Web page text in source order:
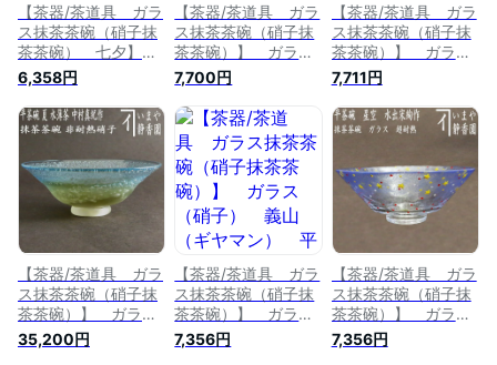
【茶器/茶道具 ガラ
ス抹茶茶碗（硝子抹
茶茶碗） 七夕】
ガラス（硝子） 平
茶碗 天の川 加藤
永山作 耐熱硝子
6,358円
【茶器/茶道具 ガラ
ス抹茶茶碗（硝子抹
茶茶碗）】 ガラス
（硝子） 義山（ギ
ヤマン） 平茶碗
銀彩 貝紋 緑色
菊池正博作 冷茶用
7,700円
【茶器/茶道具 ガラ
ス抹茶茶碗（硝子抹
茶茶碗）】 ガラ
ス 義山（ギヤマ
ン） 平茶碗 向日
葵 山岡善高作 超
耐熱硝子 【あす楽
対応_北陸】【あす楽
対応_東海】【あす楽
対応_中国】【あす楽
対応_九州】
7,711円
【茶器/茶道具 ガラ
ス抹茶茶碗（硝子抹
茶茶碗）】 ガラス
（硝子） 平茶碗
夏茶碗 水薄茶 中
35,200円
【茶器/茶道具 ガラ
ス抹茶茶碗（硝子抹
茶茶碗）】 ガラス
（硝子） 義山（ギ
ヤマン） 平茶碗
7,356円
【茶器/茶道具 ガラ
ス抹茶茶碗（硝子抹
茶茶碗）】 ガラス
（硝子） 平茶碗
義山（ギヤマン）
7,356円